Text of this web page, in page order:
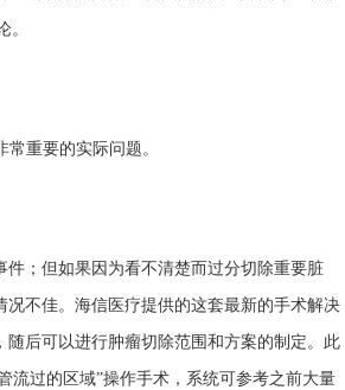
。
重要的实际问题。
；但如果因为看不清楚而过分切除重要脏
不佳。海信医疗提供的这套最新的手术解决
后可以进行肿瘤切除范围和方案的制定。此
过的区域”操作手术，系统可参考之前大量